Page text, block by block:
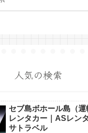
人気の検索
セブ島ボホール島（運
レンタカー｜ASレン
サトラベル